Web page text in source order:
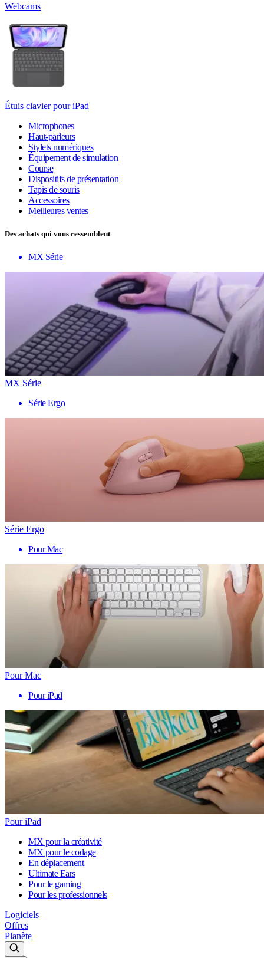
Webcams
Étuis clavier pour iPad
Microphones
Haut-parleurs
Stylets numériques
Équipement de simulation
Course
Dispositifs de présentation
Tapis de souris
Accessoires
Meilleures ventes
Des achats qui vous ressemblent
MX Série
MX Série
Série Ergo
Série Ergo
Pour Mac
Pour Mac
Pour iPad
Pour iPad
MX pour la créativité
MX pour le codage
En déplacement
Ultimate Ears
Pour le gaming
Pour les professionnels
Logiciels
Offres
Planète